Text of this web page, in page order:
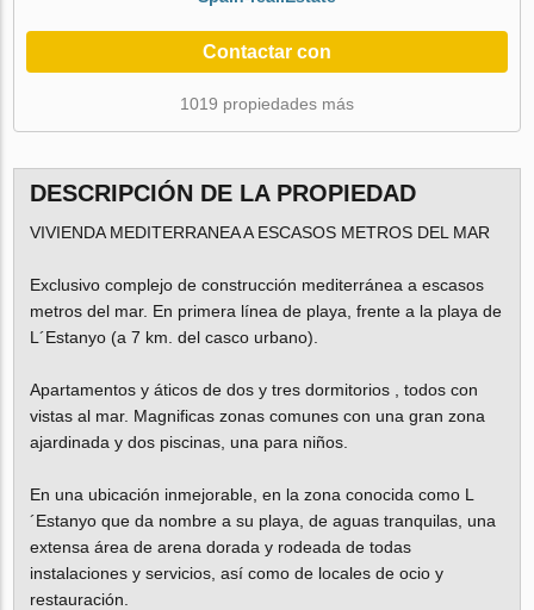
Contactar con
1019 propiedades más
DESCRIPCIÓN DE LA PROPIEDAD
VIVIENDA MEDITERRANEA A ESCASOS METROS DEL MAR
Exclusivo complejo de construcción mediterránea a escasos
metros del mar. En primera línea de playa, frente a la playa de
L´Estanyo (a 7 km. del casco urbano).
Apartamentos y áticos de dos y tres dormitorios , todos con
vistas al mar. Magnificas zonas comunes con una gran zona
ajardinada y dos piscinas, una para niños.
En una ubicación inmejorable, en la zona conocida como L
´Estanyo que da nombre a su playa, de aguas tranquilas, una
extensa área de arena dorada y rodeada de todas
instalaciones y servicios, así como de locales de ocio y
restauración.